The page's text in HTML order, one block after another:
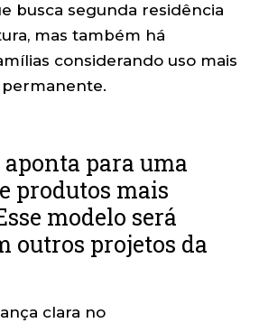
busca segunda residência
mas também há
considerando uso mais
aponta para uma
produtos mais
modelo será
outros projetos da
clara no